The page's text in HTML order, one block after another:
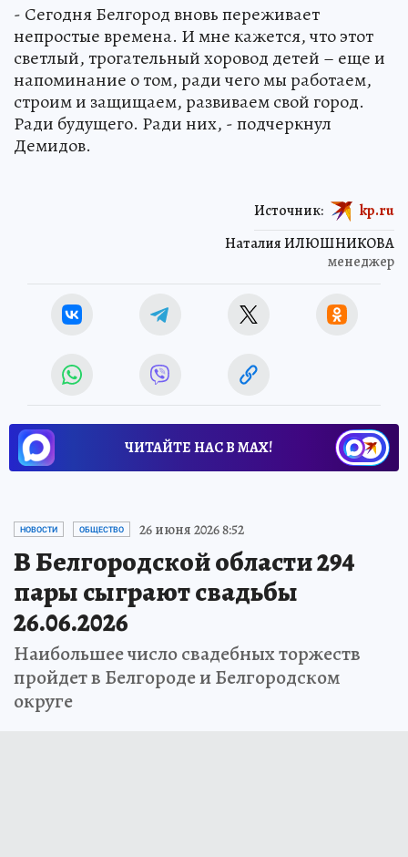
- Сегодня Белгород вновь переживает
непростые времена. И мне кажется, что этот
светлый, трогательный хоровод детей – еще и
напоминание о том, ради чего мы работаем,
строим и защищаем, развиваем свой город.
Ради будущего. Ради них, - подчеркнул
Демидов.
Наталия ИЛЮШНИКОВА
менеджер
Источник: kp.ru
ЧИТАЙТЕ НАС В МАХ!
НОВОСТИ ОБЩЕСТВО 26 июня 2026 8:52
В Белгородской области 294
пары сыграют свадьбы
26.06.2026
Наибольшее число свадебных торжеств
пройдет в Белгороде и Белгородском
округе